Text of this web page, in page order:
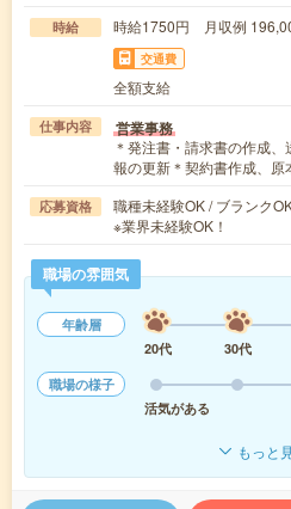
時給 時給1750円 月収例
交通費
全額支給
仕事内容 営業事務
＊発注書・請求書の作成
報の更新＊契約書作成、
応募資格
職種未経験OK / ブランク
※業界未経験OK！
職場の雰囲気
年齢層
20代
30代
職場の様子
活気がある
もっと